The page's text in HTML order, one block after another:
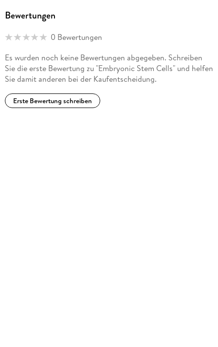
Bewertungen
0 Bewertungen
Es wurden noch keine Bewertungen abgegeben. Schreiben
Sie die erste Bewertung zu "Embryonic Stem Cells" und helfen
Sie damit anderen bei der Kaufentscheidung.
Erste Bewertung schreiben